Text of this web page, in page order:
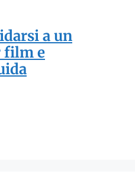
a un
film e